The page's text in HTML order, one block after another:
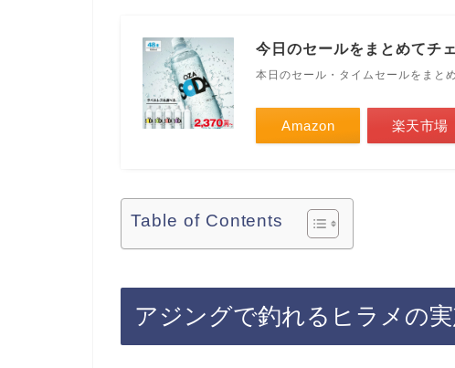
今日のセールをまとめてチ
本日のセール・タイムセールをまと
Amazon 楽天市場
Table of Contents
アジングで釣れるヒラメの